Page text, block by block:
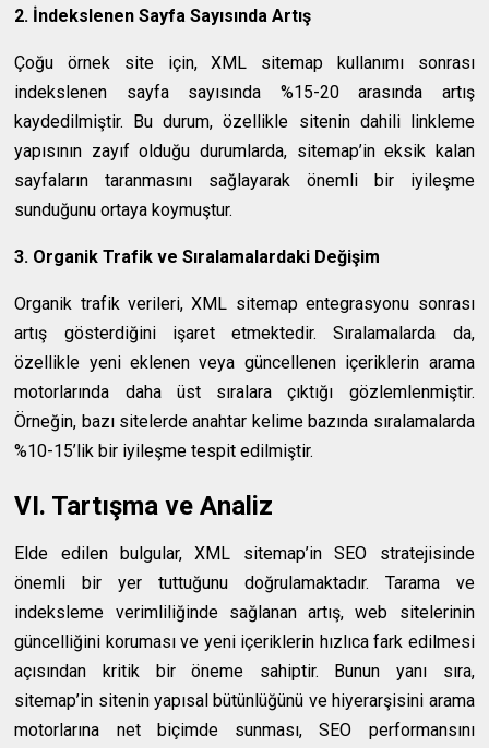
2. İndekslenen Sayfa Sayısında Artış
Çoğu örnek site için, XML sitemap kullanımı sonrası
indekslenen sayfa sayısında %15-20 arasında artış
kaydedilmiştir. Bu durum, özellikle sitenin dahili linkleme
yapısının zayıf olduğu durumlarda, sitemap’in eksik kalan
sayfaların taranmasını sağlayarak önemli bir iyileşme
sunduğunu ortaya koymuştur.
3. Organik Trafik ve Sıralamalardaki Değişim
Organik trafik verileri, XML sitemap entegrasyonu sonrası
artış gösterdiğini işaret etmektedir. Sıralamalarda da,
özellikle yeni eklenen veya güncellenen içeriklerin arama
motorlarında daha üst sıralara çıktığı gözlemlenmiştir.
Örneğin, bazı sitelerde anahtar kelime bazında sıralamalarda
%10-15’lik bir iyileşme tespit edilmiştir.
VI. Tartışma ve Analiz
Elde edilen bulgular, XML sitemap’in SEO stratejisinde
önemli bir yer tuttuğunu doğrulamaktadır. Tarama ve
indeksleme verimliliğinde sağlanan artış, web sitelerinin
güncelliğini koruması ve yeni içeriklerin hızlıca fark edilmesi
açısından kritik bir öneme sahiptir. Bunun yanı sıra,
sitemap’in sitenin yapısal bütünlüğünü ve hiyerarşisini arama
motorlarına net biçimde sunması, SEO performansını